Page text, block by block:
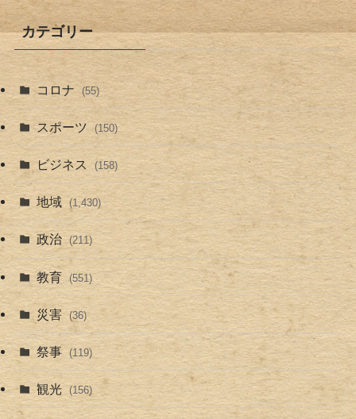
カテゴリー
コロナ (55)
スポーツ (150)
ビジネス (158)
地域 (1,430)
政治 (211)
教育 (551)
災害 (36)
祭事 (119)
観光 (156)